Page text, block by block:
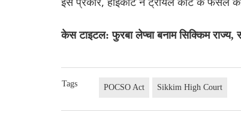
केस टाइटल: फुरबा लेप्चा बनाम सिक्किम
Tags POCSO Act Sikkim High Court